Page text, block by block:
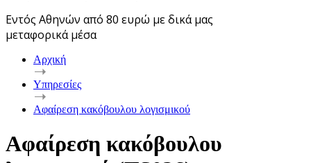
Εντός Αθηνών από 80 ευρώ με δικά μας
μεταφορικά μέσα
Αρχική
Υπηρεσίες
Αφαίρεση κακόβουλου λογισμικού
Αφαίρεση κακόβουλου